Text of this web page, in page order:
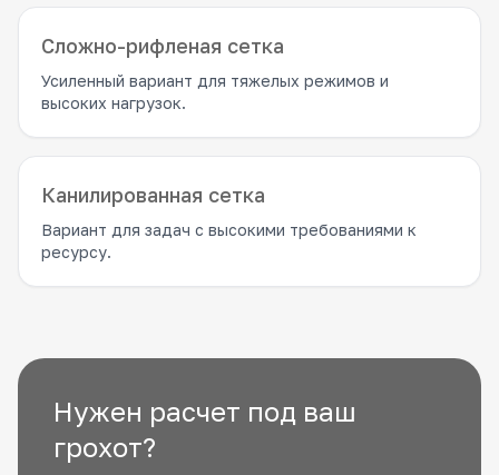
Сложно-рифленая сетка
Усиленный вариант для тяжелых режимов и
высоких нагрузок.
Канилированная сетка
Вариант для задач с высокими требованиями к
ресурсу.
Нужен расчет под ваш
грохот?